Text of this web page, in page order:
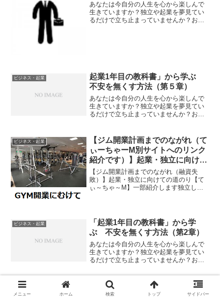
あなたは今自分の人生を心から楽しんで
生きていますか？独立や起業を夢見てい
るだけで立ち止まっていませんか？お金
ビジネス・起業
起業1年目の教科書」から学ぶ
不安を無くす方法（第５章）
あなたは今自分の人生を心から楽しんで
生きていますか？独立や起業を夢見てい
るだけで立ち止まっていませんか？お金
自分自身が成功できるか私はこの記事
で、あなたの不安を少しでも...
ビジネス・起業
【ジム開業計画までのながれ（て
ぃーちゃーM別サイトへのリンク
紹介です）】起業・独立に向けて
の道のり
【ジム開業計画までのながれ（融資失
敗）】起業・独立に向けての道のり【て
ぃ～ちゃ～M】一部紹介します独立した
やって仕事をしていけばいい...
ビジネス・起業
「起業1年目の教科書」から学
ぶ 不安を無くす方法（第2章）
あなたは今自分の人生を心から楽しんで
生きていますか？独立や起業を夢見てい
るだけで立ち止まっていませんか？お金
すること家族を幸せにできるかなにより
自分自身が成功できるか私のこの記事
で、あなたの不安が少しでも...
ビジネス・起業
「起業1年目の教科書」から学
ぶ 不安を無くす方法（第９章）
メニュー ホーム 検索 トップ サイドバー